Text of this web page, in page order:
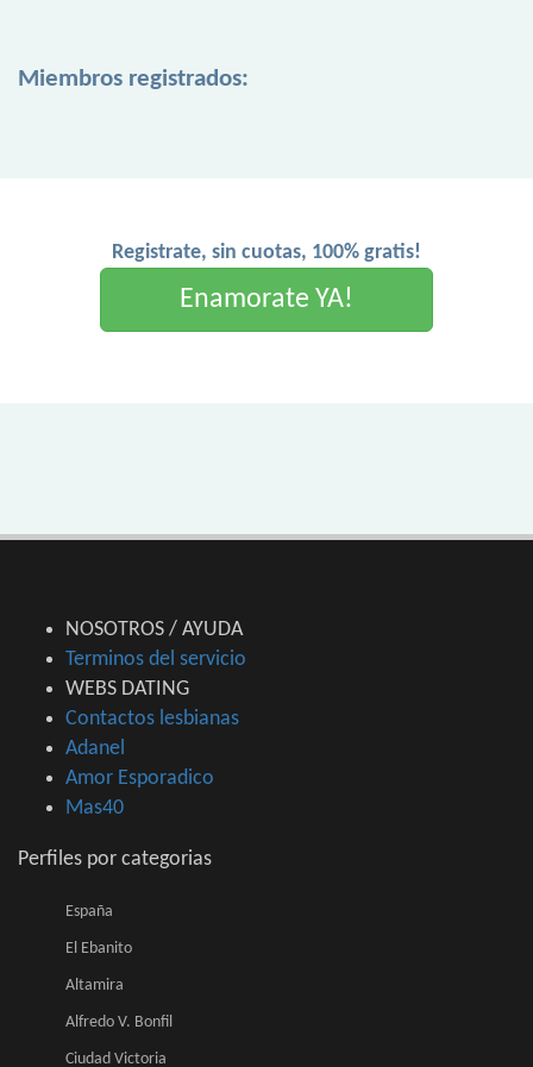
Miembros registrados:
Registrate, sin cuotas, 100% gratis!
Enamorate YA!
NOSOTROS / AYUDA
Terminos del servicio
WEBS DATING
Contactos lesbianas
Adanel
Amor Esporadico
Mas40
Perfiles por categorias
España
El Ebanito
Altamira
Alfredo V. Bonfil
Ciudad Victoria